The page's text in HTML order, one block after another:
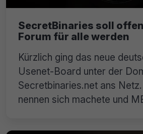
SecretBinaries soll
Forum für alle werden
Kürzlich ging das neue
Usenet-Board unter der
Secretbinaries.net ans
nennen sich machete und